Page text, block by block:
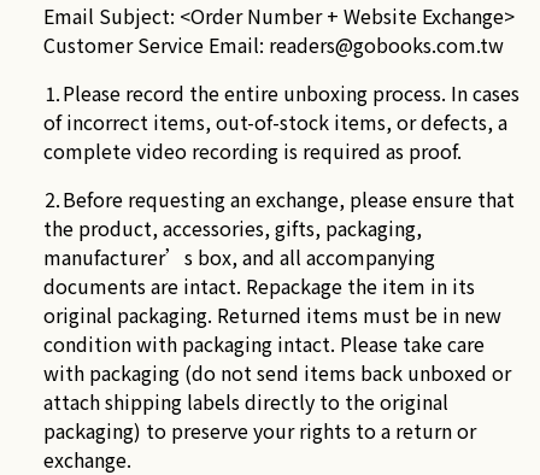
Email Subject: <Order Number + Website Exchange>
Customer Service Email: readers@gobooks.com.tw
⒈Please record the entire unboxing process. In cases
of incorrect items, out-of-stock items, or defects, a
complete video recording is required as proof.
⒉Before requesting an exchange, please ensure that
the product, accessories, gifts, packaging,
manufacturer’s box, and all accompanying
documents are intact. Repackage the item in its
original packaging. Returned items must be in new
condition with packaging intact. Please take care
with packaging (do not send items back unboxed or
attach shipping labels directly to the original
packaging) to preserve your rights to a return or
exchange.